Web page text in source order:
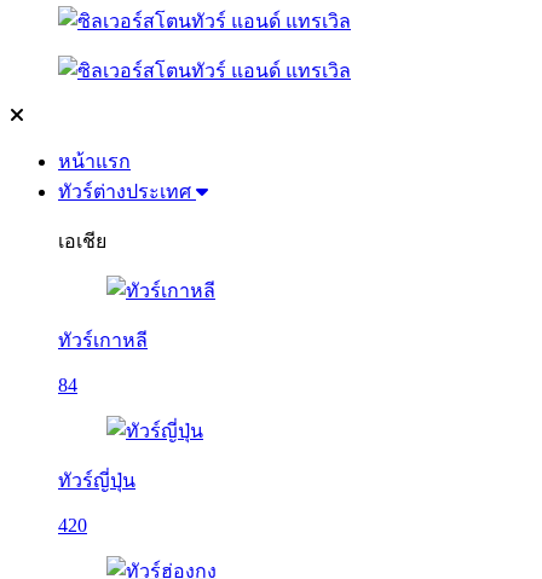
หน้าแรก
ทัวร์ต่างประเทศ
เอเชีย
ทัวร์เกาหลี
84
ทัวร์ญี่ปุ่น
420